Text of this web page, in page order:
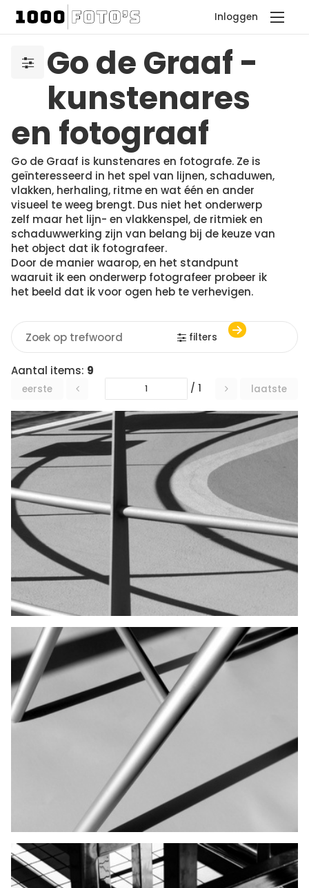
Inloggen
Go de Graaf -
kunstenares
en fotograaf
Go de Graaf is kunstenares en fotografe. Ze is
geïnteresseerd in het spel van lijnen, schaduwen,
vlakken, herhaling, ritme en wat één en ander
visueel te weeg brengt. Dus niet het onderwerp
zelf maar het lijn- en vlakkenspel, de ritmiek en
schaduwwerking zijn van belang bij de keuze van
het object dat ik fotografeer.
Door de manier waarop, en het standpunt
waaruit ik een onderwerp fotografeer probeer ik
het beeld dat ik voor ogen heb te verhevigen.
filters
Aantal items: 9
eerste / 1 laatste